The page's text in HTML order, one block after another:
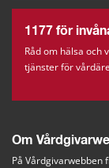
1177 för
Råd om hälsa
tjänster för
Om
På